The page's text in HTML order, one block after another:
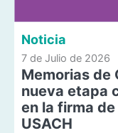
Noticia
7 de Julio de 2026
Memorias de
nueva etapa
en la firma
USACH